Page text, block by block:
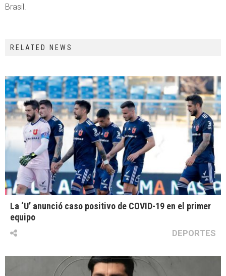
Brasil.
RELATED NEWS
La ‘U’ anunció caso positivo de COVID-19 en el primer
equipo
DEPORTES